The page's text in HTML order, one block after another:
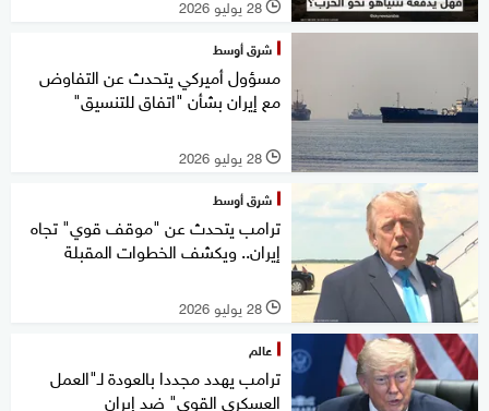
l 28 يوليو 2026
شرق أوسط
مسؤول أميركي يتحدث عن التفاوض
مع إيران بشأن "اتفاق للتنسيق"
l 28 يوليو 2026
شرق أوسط
ترامب يتحدث عن "موقف قوي" تجاه
إيران.. ويكشف الخطوات المقبلة
l 28 يوليو 2026
عالم
ترامب يهدد مجددا بالعودة لـ"العمل
العسكري القوي" ضد إيران